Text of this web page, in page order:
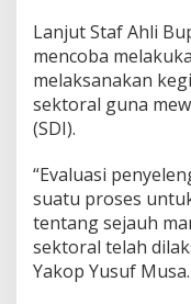
Lanjut Staf Ahli
mencoba
melaksanakan
sektoral guna
(SDI).
“Evaluasi
suatu proses
tentang sejauh
sektoral telah
Yakop Yusuf Musa.